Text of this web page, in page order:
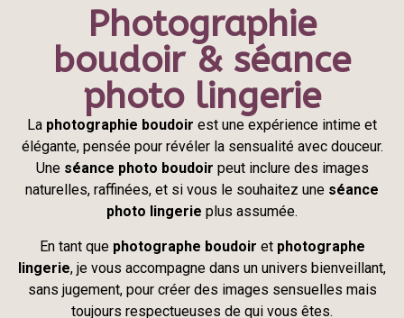
Photographie
boudoir & séance
photo lingerie
La photographie boudoir est une expérience intime et
élégante, pensée pour révéler la sensualité avec douceur.
Une séance photo boudoir peut inclure des images
naturelles, raffinées, et si vous le souhaitez une séance
photo lingerie plus assumée.
En tant que photographe boudoir et photographe
lingerie, je vous accompagne dans un univers bienveillant,
sans jugement, pour créer des images sensuelles mais
toujours respectueuses de qui vous êtes.